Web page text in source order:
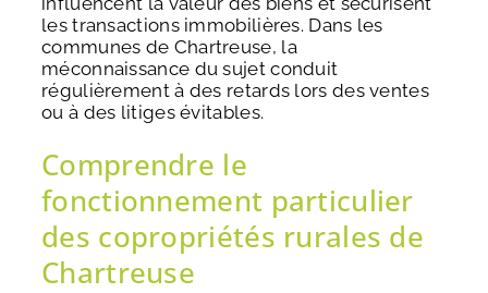
les transactions immobilières. Dans les
communes de Chartreuse, la
méconnaissance du sujet conduit
régulièrement à des retards lors des ventes
ou à des litiges évitables.
Comprendre le
fonctionnement particulier
des copropriétés rurales de
Chartreuse